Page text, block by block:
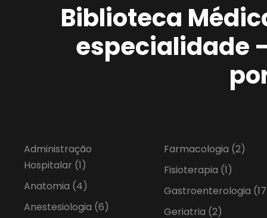
Biblioteca
especialidade
Administração
Hospitalar (1)
Anatomia (4)
Anestesiologia (6)
Farmacologia (2)
Fisioterapia (1)
Gastroenterologia
Geriatria (2)